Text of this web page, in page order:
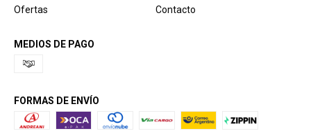
Ofertas Contacto
MEDIOS DE PAGO
FORMAS DE ENVÍO